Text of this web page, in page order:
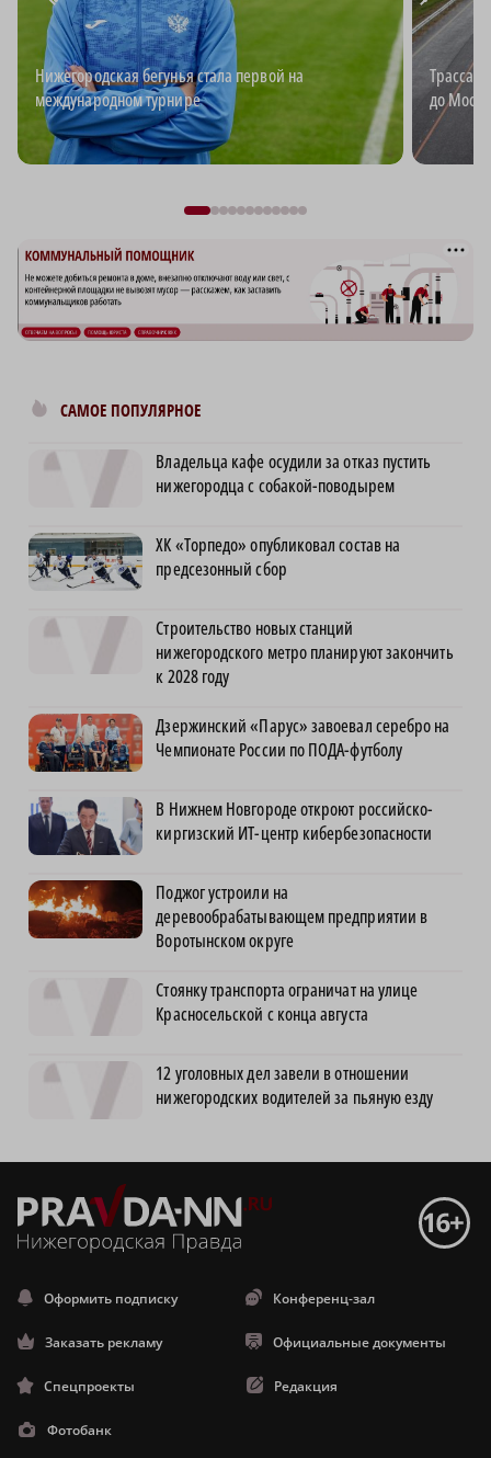
Нижегородская бегунья стала первой на
международном турнире
Трасса
до
САМОЕ ПОПУЛЯРНОЕ
Владельца кафе осудили за отказ пустить
нижегородца с собакой-поводырем
ХК «Торпедо» опубликовал состав на
предсезонный сбор
Строительство новых станций
нижегородского метро планируют закончить
к 2028 году
Дзержинский «Парус» завоевал серебро на
Чемпионате России по ПОДА-футболу
В Нижнем Новгороде откроют российско-
киргизский ИТ-центр кибербезопасности
Поджог устроили на
деревообрабатывающем предприятии в
Воротынском округе
Стоянку транспорта ограничат на улице
Красносельской с конца августа
12 уголовных дел завели в отношении
нижегородских водителей за пьяную езду
Оформить подписку Конференц-зал
Заказать рекламу Официальные документы
Спецпроекты Редакция
Фотобанк